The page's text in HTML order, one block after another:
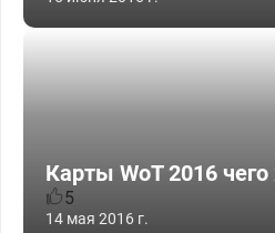
Карты WoT 2016
5
14 мая 2016 г.